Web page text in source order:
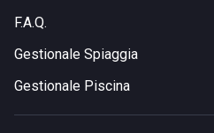
F.A.Q.
Gestionale Spiaggia
Gestionale Piscina